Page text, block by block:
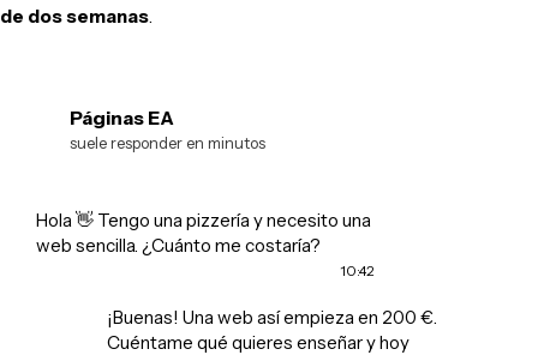
de dos semanas.
Páginas EA
suele responder en minutos
Hola 👋 Tengo una pizzería y necesito una
web sencilla. ¿Cuánto me costaría?
10:42
¡Buenas! Una web así empieza en 200 €.
Cuéntame qué quieres enseñar y hoy